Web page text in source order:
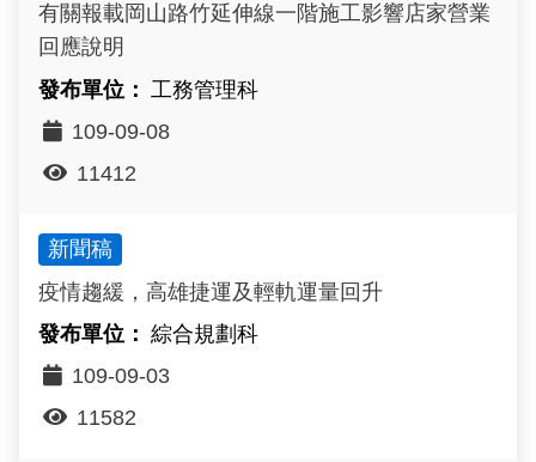
有關報載岡山路竹延伸線一階施工影響店家營業
回應說明
工務管理科
109-09-08
11412
新聞稿
疫情趨緩，高雄捷運及輕軌運量回升
綜合規劃科
109-09-03
11582